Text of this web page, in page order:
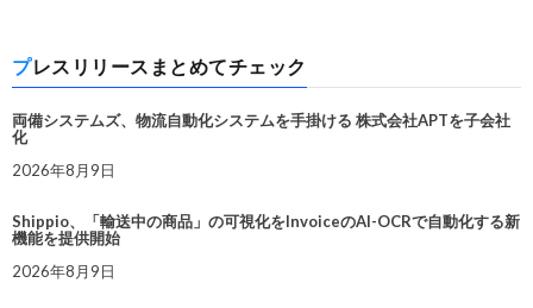
プレスリリースまとめてチェック
両備システムズ、物流自動化システムを手掛ける 株式会社APTを子会社
化
2026年8月9日
Shippio、「輸送中の商品」の可視化をInvoiceのAI-OCRで自動化する新
機能を提供開始
2026年8月9日